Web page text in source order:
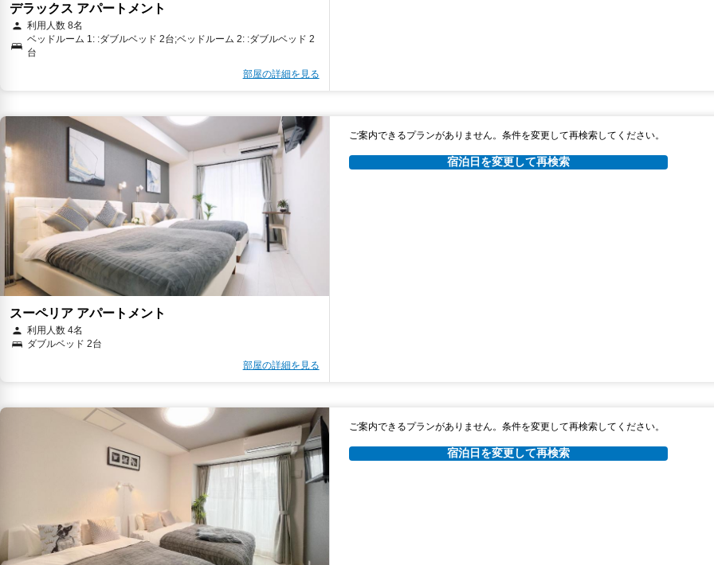
デラックス アパートメント
利用人数 8名
ベッドルーム 1: :ダブルベッド 2台;ベッドルーム 2: :ダブルベッド 2
台
部屋の詳細を見る
スーペリア アパートメント
利用人数 4名
ダブルベッド 2台
部屋の詳細を見る
ご案内できるプランがありません。条件を変更して再検索してください。
宿泊日を変更して再検索
ご案内できるプランがありません。条件を変更して再検索してください。
宿泊日を変更して再検索